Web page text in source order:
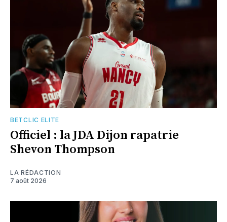
BETCLIC ELITE
Officiel : la JDA Dijon rapatrie
Shevon Thompson
LA RÉDACTION
7 août 2026